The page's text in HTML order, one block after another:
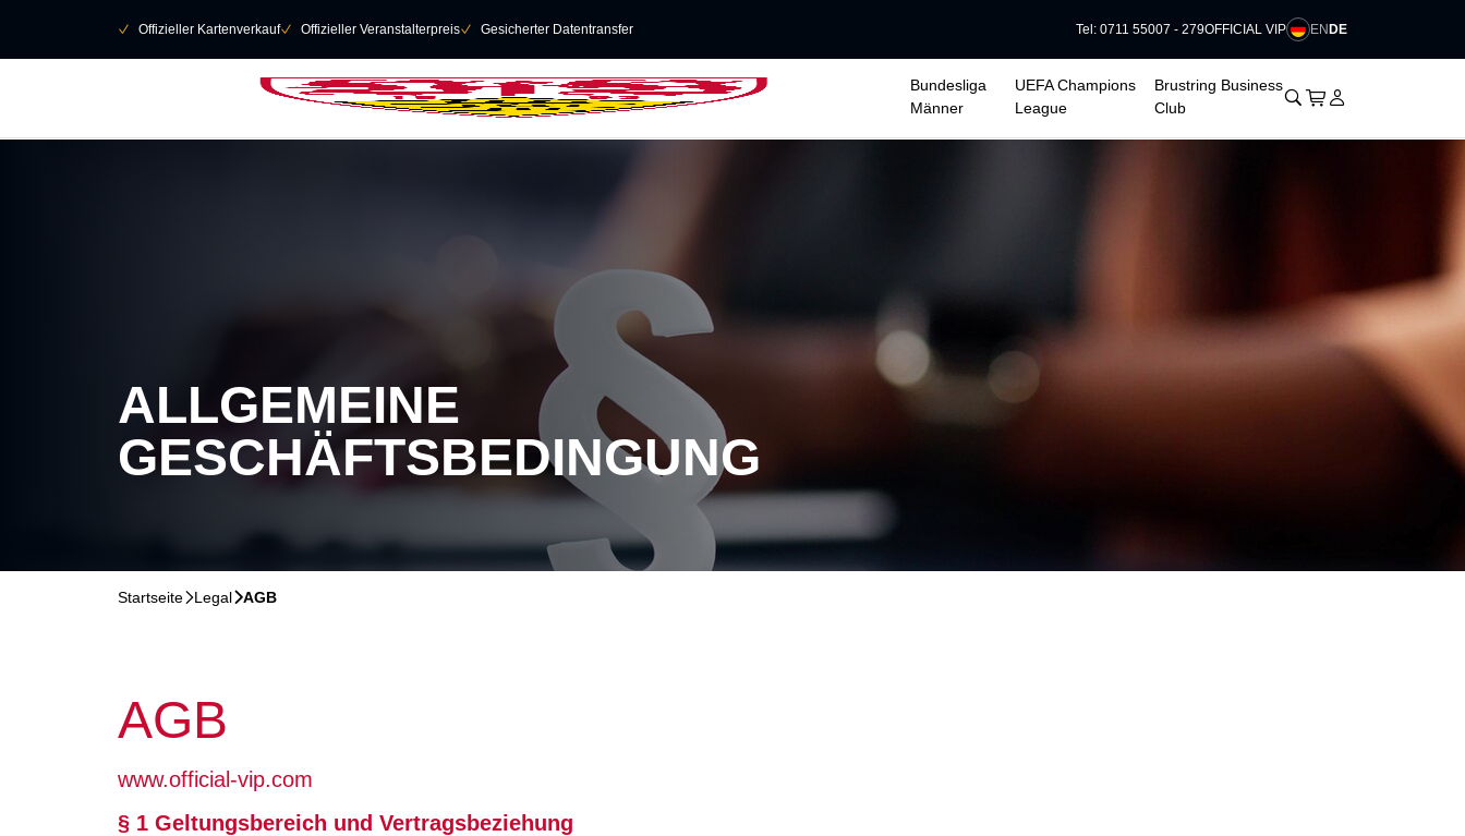
􀆅 Offizieller Kartenverkauf􀆅 Offizieller Veranstalterpreis􀆅 Gesicherter Datentransfer Tel: 0711 55007 - 279OFFICIAL VIP ENDE
Bundesliga
Männer
UEFA Champions
League
Brustring Business
Club
􀊫 Warenkorb
􀍩 Login
􀉩
ALLGEMEINE
GESCHÄFTSBEDINGUNG
Startseite􀆊Legal􀆊AGB
AGB
www.official-vip.com
§ 1 Geltungsbereich und Vertragsbeziehung